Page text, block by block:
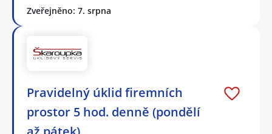
Zveřejněno: 7. srpna
Pravidelný úklid firemních
prostor 5 hod. denně (pondělí